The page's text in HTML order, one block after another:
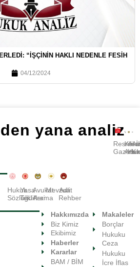
“İŞÇININ HAKLI NEDENLE FESIH
04/12/2024
yana analiz
Hukuk
Sözlüğü
Yasa
Teklifleri
Avukat
Arama
Mevzuat
Adli
Rehber
Resmi
Gazete
Hakkımızda
Biz Kimiz
Ekibimiz
Haberler
Kararlar
BAM / BİM
Makaleler
Borçlar
Hukuku
Ceza
Hukuku
İcre İflas